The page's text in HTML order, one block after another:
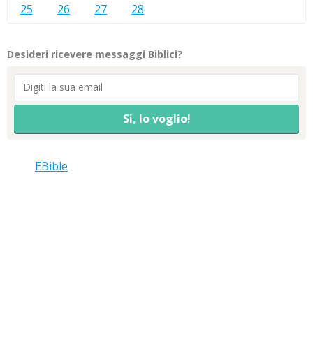
25
26 27 28
Desideri ricevere messaggi Biblici?
EBible